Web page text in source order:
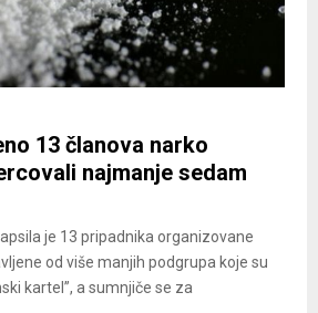
13 članova narko
najmanje sedam
je 13 pripadnika organizovane
od više manjih podgrupa koje su
kartel”, a sumnjiče se za